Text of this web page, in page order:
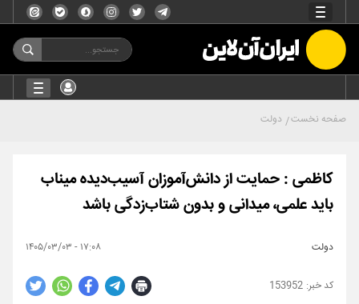
صفحه نخست دولت
کاظمی : حمایت از دانش‌آموزان آسیب‌دیده میناب
باید علمی، میدانی و بدون شتاب‌زدگی باشد
دولت ۱۷:۰۸ - ۱۴۰۵/۰۳/۰۳
153952